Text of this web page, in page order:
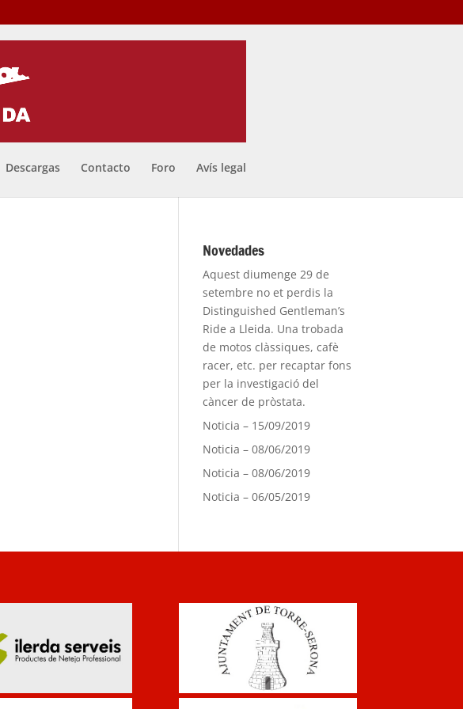
Descargas Contacto Foro Avís legal
Novedades
Aquest diumenge 29 de
setembre no et perdis la
Distinguished Gentleman’s
Ride a Lleida. Una trobada
de motos clàssiques, cafè
racer, etc. per recaptar fons
per la investigació del
càncer de pròstata.
Noticia – 15/09/2019
Noticia – 08/06/2019
Noticia – 08/06/2019
Noticia – 06/05/2019